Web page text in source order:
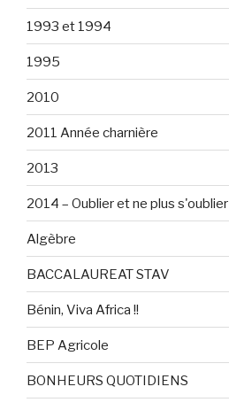
1993 et 1994
1995
2010
2011 Année charnière
2013
2014 – Oublier et ne plus s'oublier
Algèbre
BACCALAUREAT STAV
Bénin, Viva Africa !!
BEP Agricole
BONHEURS QUOTIDIENS